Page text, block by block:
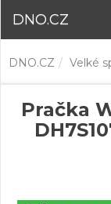
DNO.CZ
DNO.CZ Velké
Pračka